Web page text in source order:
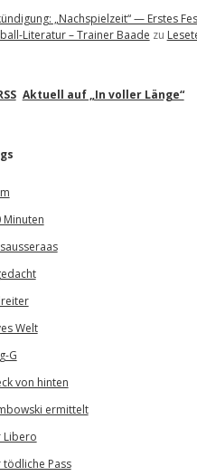
„Nachspielzeit“ — Erstes
Literatur – Trainer Baade zu
Aktuell auf „In voller Länge“
Minuten
Welt
G
von hinten
ermittelt
Libero
tödliche Pass